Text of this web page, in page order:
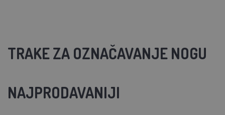
TRAKE ZA OZNAČAVANJE NOGU
NAJPRODAVANIJI